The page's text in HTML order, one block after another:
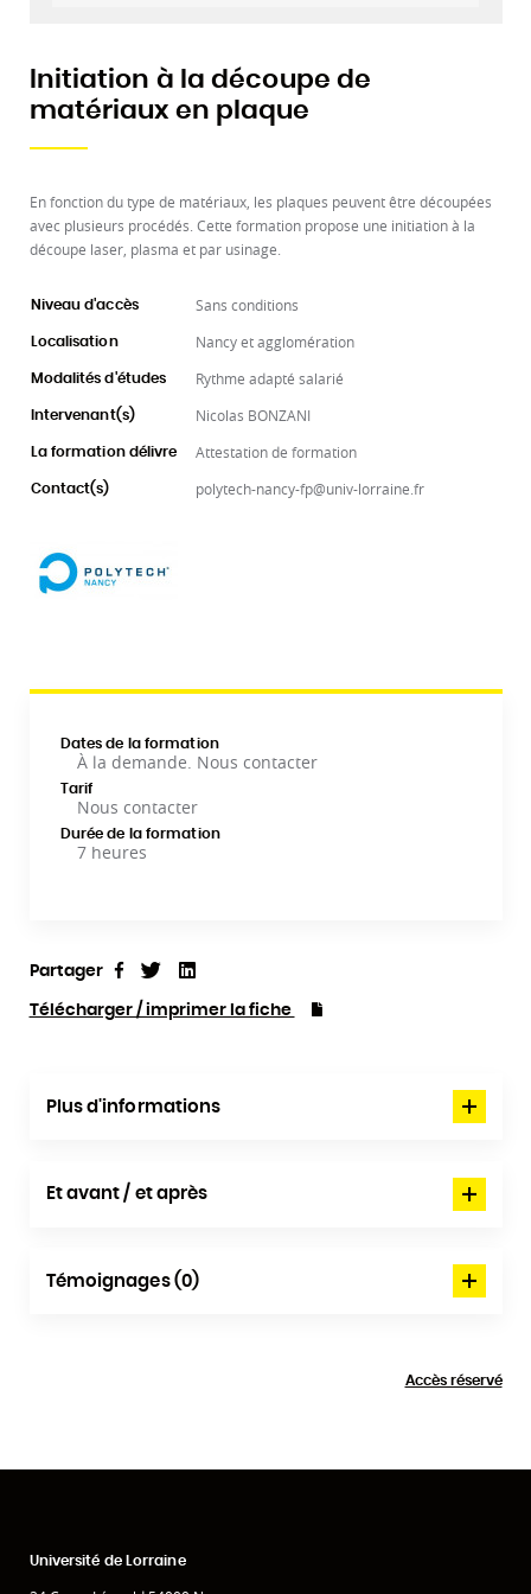
Initiation à la découpe de
matériaux en plaque
En fonction du type de matériaux, les plaques peuvent être découpées
avec plusieurs procédés. Cette formation propose une initiation à la
découpe laser, plasma et par usinage.
Niveau d'accès Sans conditions
Localisation Nancy et agglomération
Modalités d'études Rythme adapté salarié
Intervenant(s) Nicolas BONZANI
La formation délivre Attestation de formation
Contact(s) polytech-nancy-fp@univ-lorraine.fr
Dates de la formation
À la demande. Nous contacter
Tarif
Nous contacter
Durée de la formation
7 heures
Partager PartagerTweet
Télécharger / imprimer la fiche
Plus d'informations
Et avant / et après
Témoignages (0)
Accès réservé
Université de Lorraine